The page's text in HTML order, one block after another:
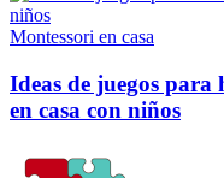
Montessori en casa
Ideas de juegos para
en casa con niños